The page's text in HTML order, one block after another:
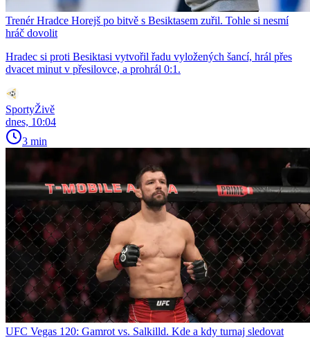
Trenér Hradce Horejš po bitvě s Besiktasem zuřil. Tohle si nesmí
hráč dovolit
Hradec si proti Besiktasi vytvořil řadu vyložených šancí, hrál přes
dvacet minut v přesilovce, a prohrál 0:1.
SportyŽivě
dnes, 10:04
3 min
UFC Vegas 120: Gamrot vs. Salkilld. Kde a kdy turnaj sledovat